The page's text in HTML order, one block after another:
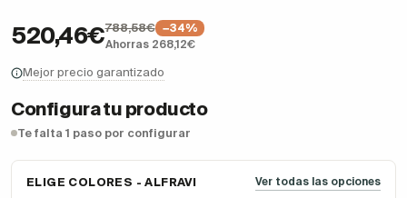
520,46€788,58€
−34%
Ahorras 268,12€
Mejor precio garantizado
Configura tu producto
Te falta 1 paso por configurar
ELIGE COLORES - ALFRAVI Ver todas las opciones